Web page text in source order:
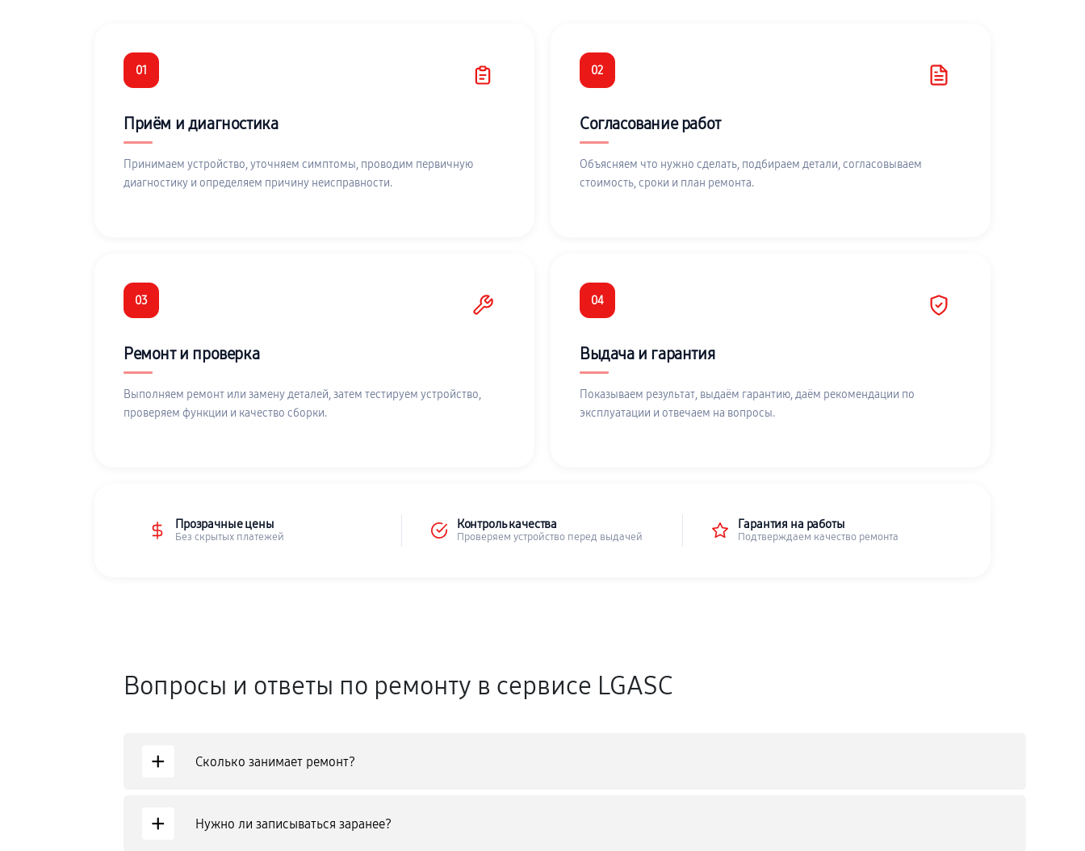
01
Приём и диагностика
Принимаем устройство, уточняем симптомы, проводим первичную
диагностику и определяем причину неисправности.
02
Согласование работ
Объясняем что нужно сделать, подбираем детали, согласовываем
стоимость, сроки и план ремонта.
03
Ремонт и проверка
Выполняем ремонт или замену деталей, затем тестируем устройство,
проверяем функции и качество сборки.
04
Выдача и гарантия
Показываем результат, выдаём гарантию, даём рекомендации по
эксплуатации и отвечаем на вопросы.
Прозрачные цены
Без скрытых платежей
Контроль качества
Проверяем устройство перед выдачей
Гарантия на работы
Подтверждаем качество ремонта
Вопросы и ответы по ремонту в сервисе LGASC
+ Сколько занимает ремонт?
+ Нужно ли записываться заранее?